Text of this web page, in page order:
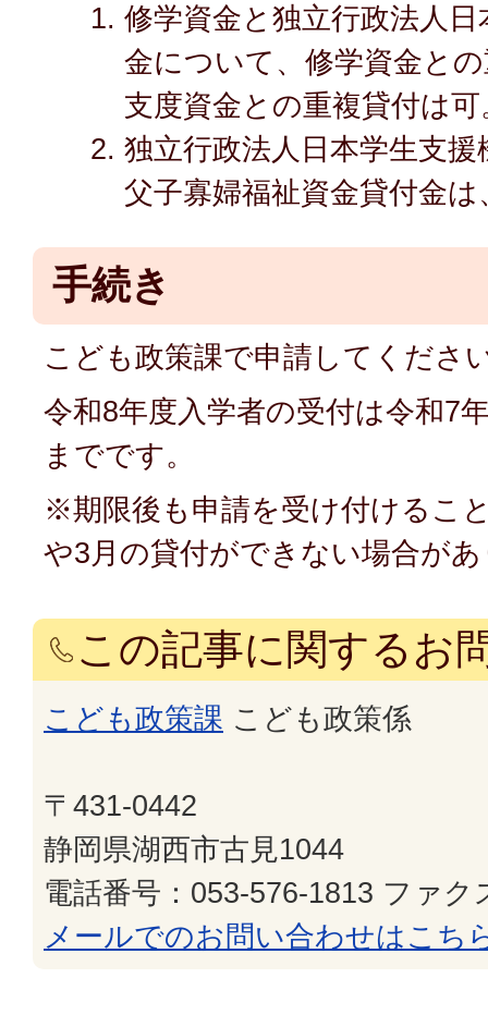
修学資金と独立行政法人
金について、修学資金と
支度資金との重複貸付は可
独立行政法人日本学生支
父子寡婦福祉資金貸付金
手続き
こども政策課で申請してくださ
令和8年度入学者の受付は令和7
までです。
※期限後も申請を受け付けるこ
や3月の貸付ができない場合が
この記事に関するお
こども政策課 こども政策係
〒431-0442
静岡県湖西市古見1044
電話番号：053-576-1813 ファク
メールでのお問い合わせはこち